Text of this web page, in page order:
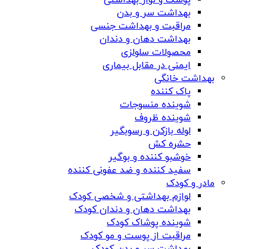
بهداشت سر و بدن
مراقبت و بهداشت جنسی
بهداشت دهان و دندان
محصولات سلولزی
ایمنی در مقابل بیماری
بهداشت خانگی
پاک کننده
شوینده منسوجات
شوینده ظروف
لوله بازکن و رسوبگیر
حشره کش
خوشبو کننده و بوگیر
سفید کننده و ضد عفونی کننده
مادر و کودک
لوازم بهداشتی و شخصی کودک
بهداشت دهان و دندان کودک
شوینده پوشاک کودک
مراقبت از پوست و مو کودک